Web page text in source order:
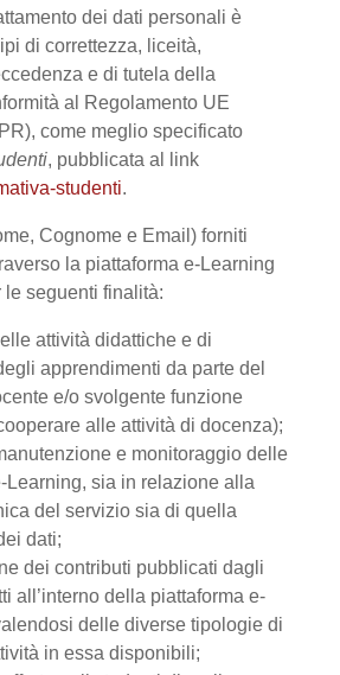
dei dati personali è
di correttezza, liceità,
e di tutela della
al Regolamento UE
come meglio specificato
, pubblicata al link
studenti.
Cognome e Email) forniti
la piattaforma e-Learning
le seguenti finalità:
attività didattiche e di
apprendimenti da parte del
e/o svolgente funzione
alle attività di docenza);
e monitoraggio delle
Learning, sia in relazione alla
del servizio sia di quella
dati;
dei contributi pubblicati dagli
all’interno della piattaforma e-
delle diverse tipologie di
in essa disponibili;